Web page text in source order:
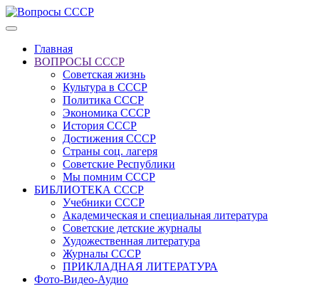
Главная
ВОПРОСЫ СССР
Советская жизнь
Культура в СССР
Политика СССР
Экономика СССР
История СССР
Достижения СССР
Страны соц. лагеря
Советские Республики
Мы помним СССР
БИБЛИОТЕКА СССР
Учебники СССР
Академическая и специальная литература
Советские детские журналы
Художественная литература
Журналы СССР
ПРИКЛАДНАЯ ЛИТЕРАТУРА
Фото-Видео-Аудио